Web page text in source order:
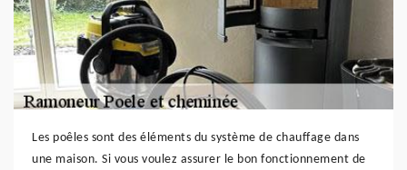
Les poêles sont des éléments du système de chauffage dans
une maison. Si vous voulez assurer le bon fonctionnement de